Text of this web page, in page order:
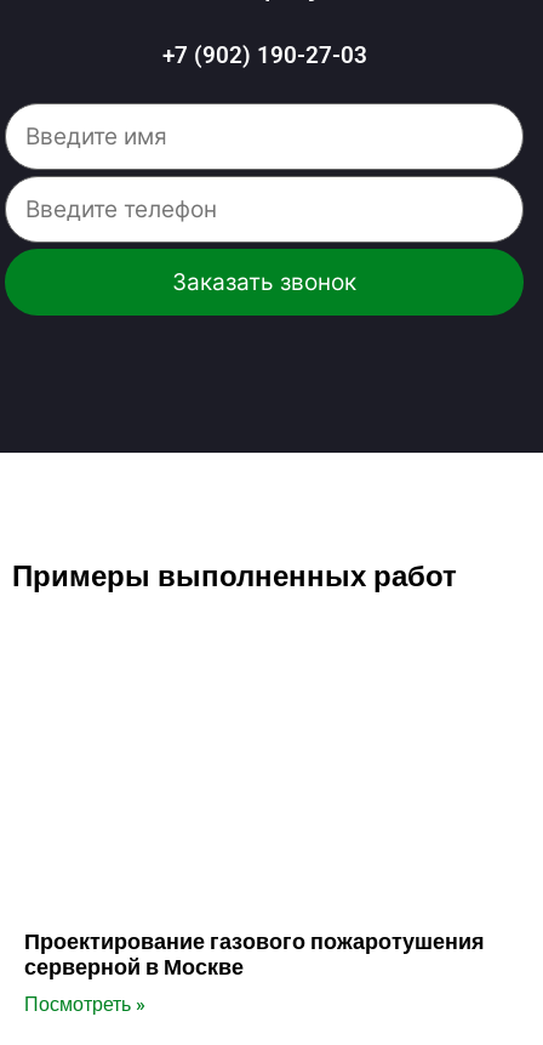
+7 (902) 190-27-03
Примеры выполненных работ
Проектирование газового пожаротушения
серверной в Москве
Посмотреть »